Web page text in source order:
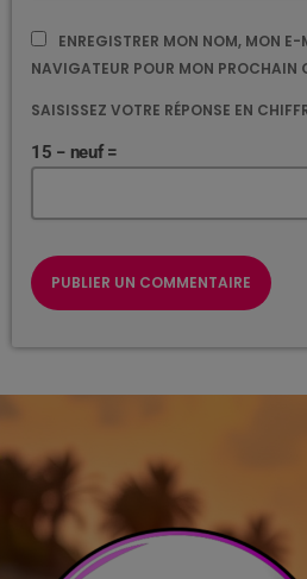
ENREGISTRER MON NOM, MON
NAVIGATEUR POUR MON PROCHAIN
SAISISSEZ VOTRE RÉPONSE EN
15 − neuf =